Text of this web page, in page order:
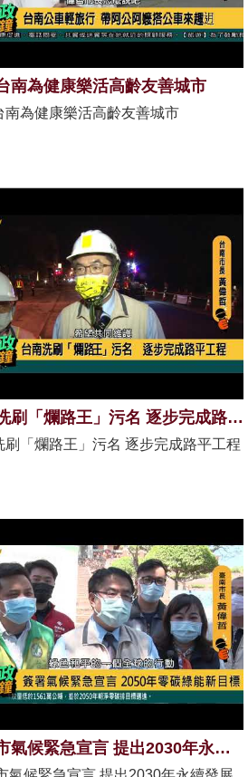
南為健康樂活高齡友善城市
南為健康樂活高齡友善城市
台南洗刷「爛路王」污名 逐步完成路平工程
刷「爛路王」污名 逐步完成路平工程
臺南市氣候緊急宣言 提出2030年永續發展願景